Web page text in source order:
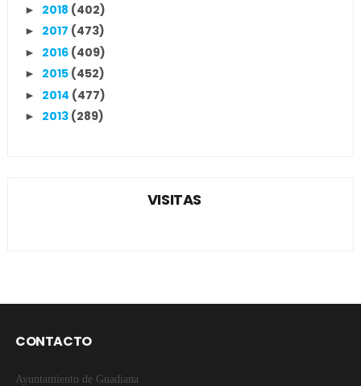
► 2018 (402)
► 2017 (473)
► 2016 (409)
► 2015 (452)
► 2014 (477)
► 2013 (289)
VISITAS
CONTACTO
Ayuntamiento de Guadiana